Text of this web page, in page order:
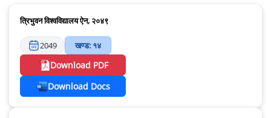
त्रिभुवन विश्वविद्यालय ऐन, २०४९
2049 खण्ड: १४
Download PDF
Download Docs